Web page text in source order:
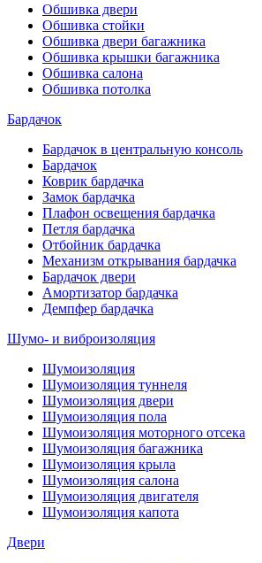
Обшивка двери
Обшивка стойки
Обшивка двери багажника
Обшивка крышки багажника
Обшивка салона
Обшивка потолка
Бардачок
Бардачок в центральную консоль
Бардачок
Коврик бардачка
Замок бардачка
Плафон освещения бардачка
Петля бардачка
Отбойник бардачка
Механизм открывания бардачка
Бардачок двери
Амортизатор бардачка
Демпфер бардачка
Шумо- и виброизоляция
Шумоизоляция
Шумоизоляция туннеля
Шумоизоляция двери
Шумоизоляция пола
Шумоизоляция моторного отсека
Шумоизоляция багажника
Шумоизоляция крыла
Шумоизоляция салона
Шумоизоляция двигателя
Шумоизоляция капота
Двери